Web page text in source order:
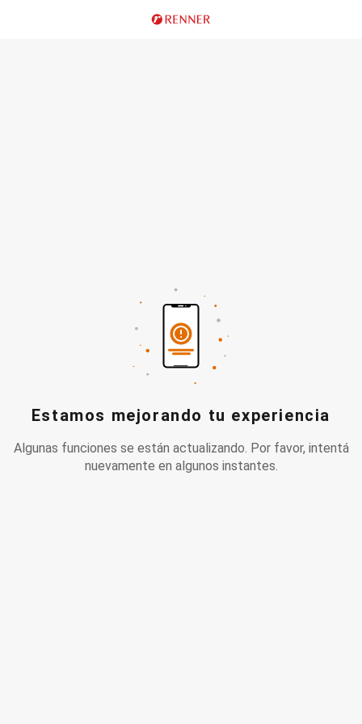
Estamos mejorando tu experiencia
Algunas funciones se están actualizando. Por favor, intentá
nuevamente en algunos instantes.